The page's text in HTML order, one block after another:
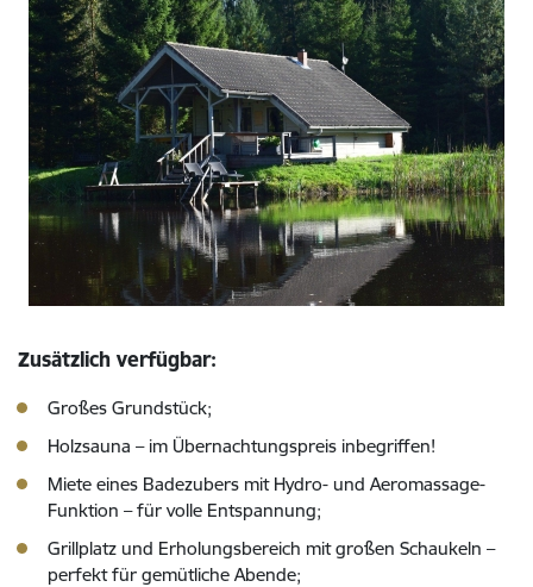
Zusätzlich verfügbar:
Großes Grundstück;
Holzsauna – im Übernachtungspreis inbegriffen!
Miete eines Badezubers mit Hydro- und Aeromassage-
Funktion – für volle Entspannung;
Grillplatz und Erholungsbereich mit großen Schaukeln –
perfekt für gemütliche Abende;